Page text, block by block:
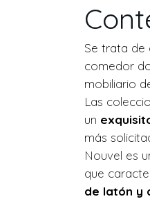
Se trata de
comedor
mobiliario
Las
un
más
Nouvel es
que
de latón y